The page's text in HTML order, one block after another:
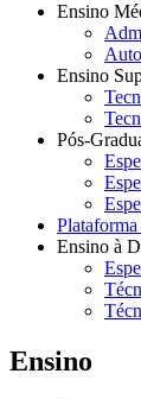
Ensino
Ensino
Pós-
Ensino à
Ensino